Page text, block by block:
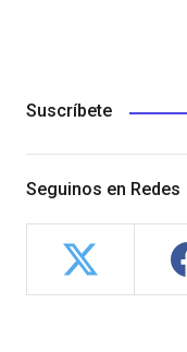
Suscríbete
Seguinos en Redes